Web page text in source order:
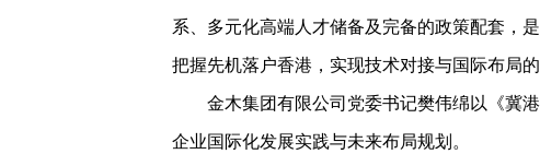
系、多元化高端人才储备及完备的政策配套，
把握先机落户香港，实现技术对接与国际布局的
金木集团有限公司党委书记樊伟绵以《冀港
企业国际化发展实践与未来布局规划。